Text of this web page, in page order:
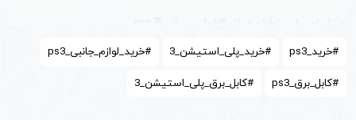
سهولت در استفاده از کابل برق و بدون نیاز به هیچ مبدلی از
ویژگی‌های اصلی
خرید کابل برق ps3
کجای ایران که باشید می‌توانید کابل را به طور مستقیم به پریز
#خرید_ps3 #خرید_پلی_استیشن_3 #خرید_لوازم_جانبی_ps3
#کابل_برق_ps3 #کابل_برق_پلی_استیشن_3